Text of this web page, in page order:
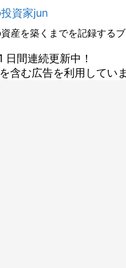
資家jun
産を築くまでを記録するブ
間連続更新中！
含む広告を利用してい